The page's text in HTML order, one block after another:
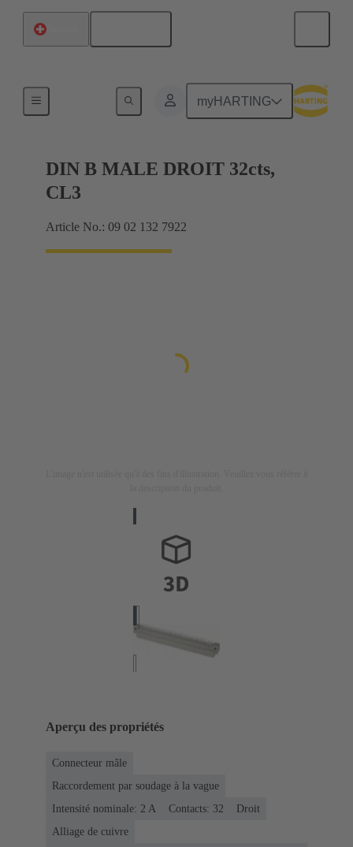
myHARTING
Raccordement carte mère à carte fille
DIN B MALE DROIT 32cts,
CL3
Article No.: 09 02 132 7922
Aperçu des propriétés
Connecteur mâle
Raccordement par soudage à la vague
Intensité nominale: ‌2 A
Contacts: 32
Droit
Alliage de cuivre